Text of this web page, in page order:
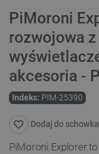
PiMoroni
rozwojowa z
akcesoria -
Indeks: PIM-25390
Dodaj do schowka
PiMoroni Explorer